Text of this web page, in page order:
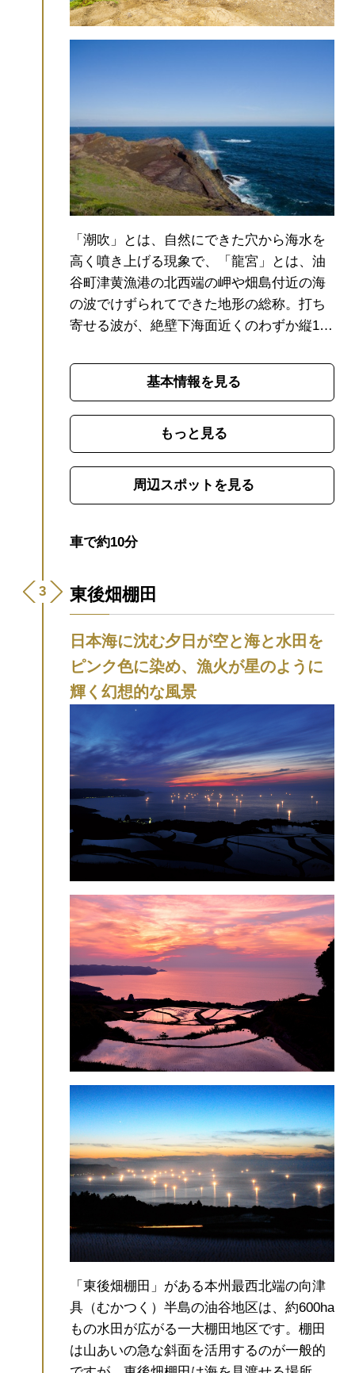
「潮吹」とは、自然にできた穴から海水を
高く噴き上げる現象で、「龍宮」とは、油
谷町津黄漁港の北西端の岬や畑島付近の海
の波でけずられてできた地形の総称。 打ち
寄せる波が、絶壁下海面近くのわずか縦1
された空気が海水を激しく外に出そうとし
て、上方に海水を噴出させます。
きは、津黄集落の北西約500ｍにある海食崖
で見られます。北東の風や冬の季節風など
で海が荒れるときほど高く噴き上げ、高さ
30ｍにも達することがあります。
■噴潮現象
が起こりやすい時期：冬(北東もしくは北の
基本情報を見る
もっと見る
周辺スポットを見る
車で約10分
東後畑棚田
日本海に沈む夕日が空と海と水田を
ピンク色に染め、漁火が星のように
輝く幻想的な風景
「東後畑棚田」がある本州最西北端の向津
具（むかつく）半島の油谷地区は、約600ha
もの水田が広がる一大棚田地区です。棚田
は山あいの急な斜面を活用するのが一般的